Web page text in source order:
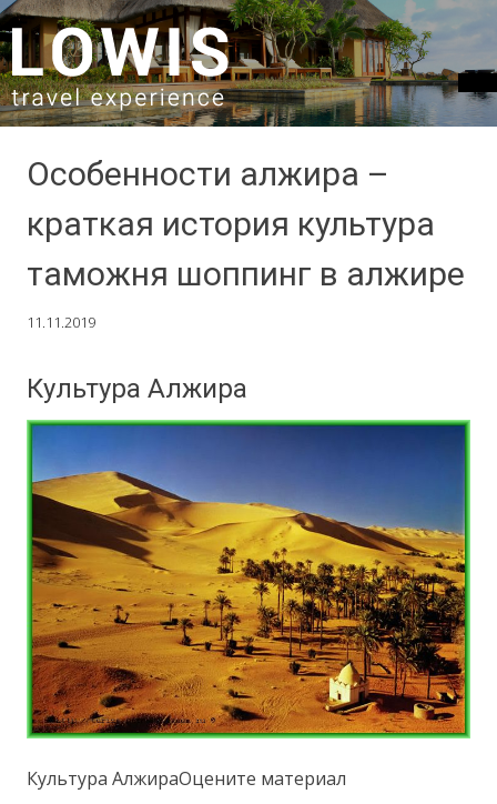
SKIP TO CONTENT
Особенности алжира –
краткая история культура
таможня шоппинг в алжире
11.11.2019
Культура Алжира
Культура АлжираОцените материал